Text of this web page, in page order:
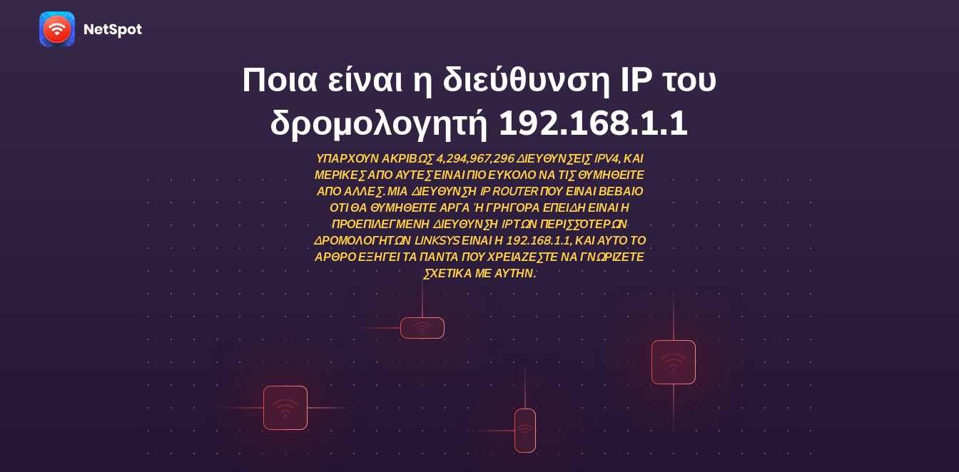
Ποια είναι η διεύθυνση IP του
δρομολογητή 192.168.1.1
ΥΠΆΡΧΟΥΝ ΑΚΡΙΒΏΣ 4,294,967,296 ΔΙΕΥΘΎΝΣΕΙΣ IPV4, ΚΑΙ
ΜΕΡΙΚΈΣ ΑΠΌ ΑΥΤΈΣ ΕΊΝΑΙ ΠΙΟ ΕΎΚΟΛΟ ΝΑ ΤΙΣ ΘΥΜΗΘΕΊΤΕ
ΑΠΌ ΆΛΛΕΣ. ΜΊΑ ΔΙΕΎΘΥΝΣΗ IP ROUTER ΠΟΥ ΕΊΝΑΙ ΒΈΒΑΙΟ
ΌΤΙ ΘΑ ΘΥΜΗΘΕΊΤΕ ΑΡΓΆ Ή ΓΡΉΓΟΡΑ ΕΠΕΙΔΉ ΕΊΝΑΙ Η Π
ΡΟΕΠΙΛΕΓΜΈΝΗ ΔΙΕΎΘΥΝΣΗ IP ΤΩΝ ΠΕΡΙΣΣΌΤΕΡΩΝ Δ
ΡΟΜΟΛΟΓΗΤΏΝ LINKSYS ΕΊΝΑΙ Η 192.168.1.1, ΚΑΙ ΑΥΤΌ ΤΟ Ά
ΡΘΡΟ ΕΞΗΓΕΊ ΤΑ ΠΆΝΤΑ ΠΟΥ ΧΡΕΙΆΖΕΣΤΕ ΝΑ ΓΝΩΡΊΖΕΤΕ Σ
ΧΕΤΙΚΆ ΜΕ ΑΥΤΉΝ.